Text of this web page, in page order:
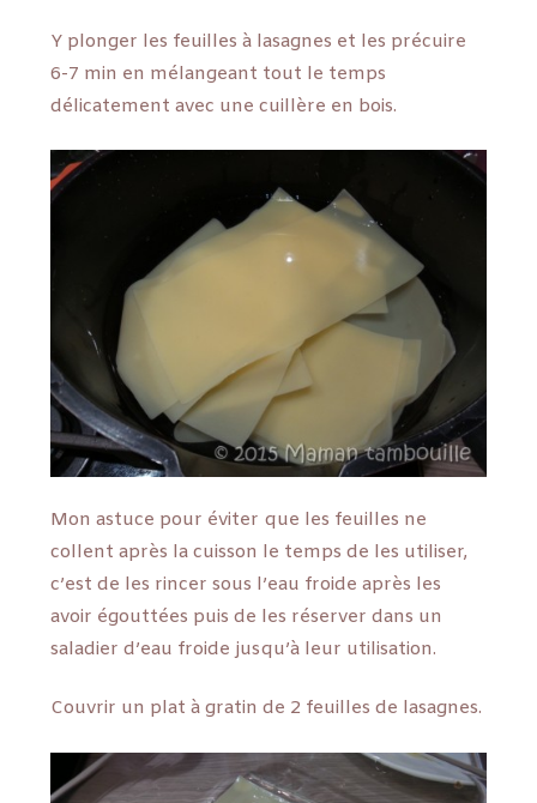
Y plonger les feuilles à lasagnes et les précuire
6-7 min en mélangeant tout le temps
délicatement avec une cuillère en bois.
Mon astuce pour éviter que les feuilles ne
collent après la cuisson le temps de les utiliser,
c’est de les rincer sous l’eau froide après les
avoir égouttées puis de les réserver dans un
saladier d’eau froide jusqu’à leur utilisation.
Couvrir un plat à gratin de 2 feuilles de lasagnes.